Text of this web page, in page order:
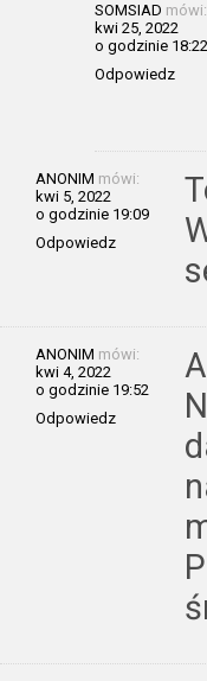
SOMSIAD mówi:
kwi 25, 2022
o godzinie 18:22
Odpowiedz
ANONIM mówi:
kwi 5, 2022
o godzinie 19:09
Odpowiedz
ANONIM mówi:
kwi 4, 2022
o godzinie 19:52
Odpowiedz